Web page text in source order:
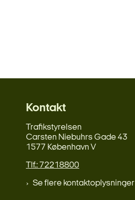
Kontakt
Trafikstyrelsen
Carsten Niebuhrs Gade 43
1577 København V
Tlf.: 72218800
Se flere kontaktoplysninger